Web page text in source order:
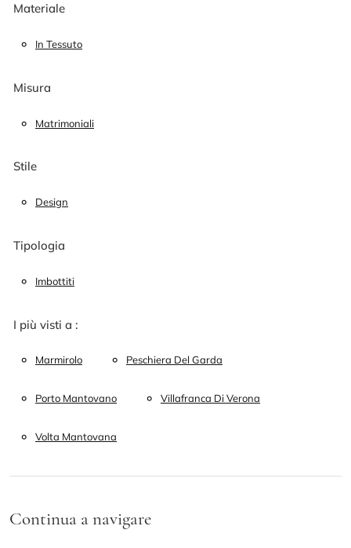
Materiale
In Tessuto
Misura
Matrimoniali
Stile
Design
Tipologia
Imbottiti
I più visti a :
Marmirolo Peschiera Del Garda
Porto Mantovano Villafranca Di Verona
Volta Mantovana
Continua a navigare